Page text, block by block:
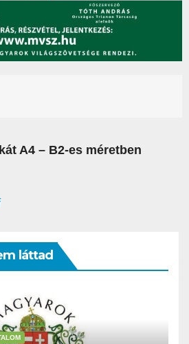
A4 – B2-es méretben
láttad